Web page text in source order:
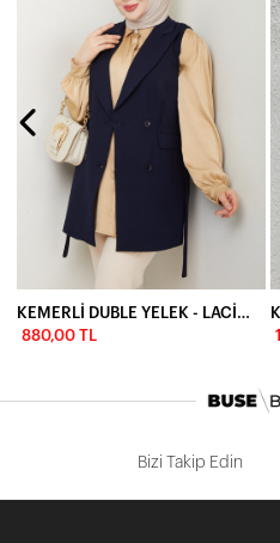
880,00 TL
Bizi Takip Edin